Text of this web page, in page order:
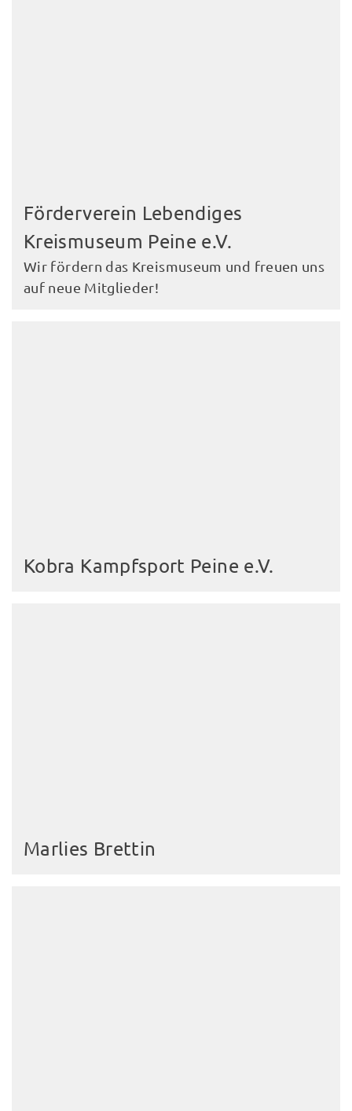
Förderverein Lebendiges
Kreismuseum Peine e.V.
Wir fördern das Kreismuseum und freuen uns
auf neue Mitglieder!
Kobra Kampfsport Peine e.V.
Marlies Brettin